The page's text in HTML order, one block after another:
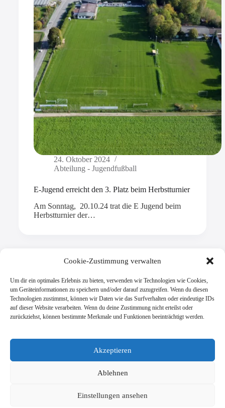
Cookie-Zustimmung verwalten
Um dir ein optimales Erlebnis zu bieten, verwenden wir Technologien wie Cookies,
um Geräteinformationen zu speichern und/oder darauf zuzugreifen. Wenn du diesen
Technologien zustimmst, können wir Daten wie das Surfverhalten oder eindeutige IDs
auf dieser Website verarbeiten. Wenn du deine Zustimmung nicht erteilst oder
zurückziehst, können bestimmte Merkmale und Funktionen beeinträchtigt werden.
Akzeptieren
Ablehnen
Einstellungen ansehen
24. Oktober 2024
Abteilung - Jugendfußball
E-Jugend erreicht den 3. Platz beim Herbstturnier
Am Sonntag, 20.10.24 trat die E Jugend beim
Herbstturnier der…
SV Viktoria Klein-Zimmern 1945 e.V.
Impressum